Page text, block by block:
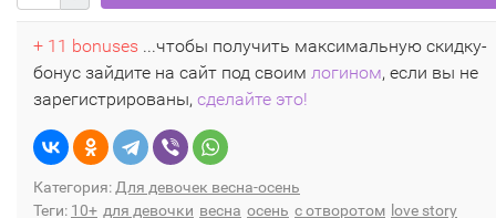
+ 11 bonuses ...чтобы получить максимальную скидку-
бонус зайдите на сайт под своим логином, если вы не
зарегистрированы, сделайте это!
Категория:Для девочек весна-осень
Теги: 10+ для девочки весна осень с отворотом love story